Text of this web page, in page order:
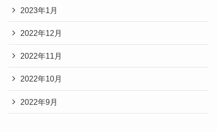
2023年1月
2022年12月
2022年11月
2022年10月
2022年9月